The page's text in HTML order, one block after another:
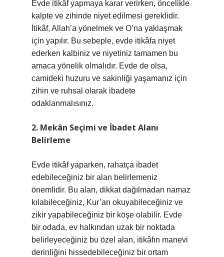
Evde itikâf yapmaya karar verirken, öncelikle
kalpte ve zihinde niyet edilmesi gereklidir.
İtikâf, Allah’a yönelmek ve O’na yaklaşmak
için yapılır. Bu sebeple, evde itikâfa niyet
ederken kalbiniz ve niyetiniz tamamen bu
amaca yönelik olmalıdır. Evde de olsa,
camideki huzuru ve sakinliği yaşamanız için
zihin ve ruhsal olarak ibadete
odaklanmalısınız.
2. Mekân Seçimi ve İbadet Alanı
Belirleme
Evde itikâf yaparken, rahatça ibadet
edebileceğiniz bir alan belirlemeniz
önemlidir. Bu alan, dikkat dağılmadan namaz
kılabileceğiniz, Kur’an okuyabileceğiniz ve
zikir yapabileceğiniz bir köşe olabilir. Evde
bir odada, ev halkından uzak bir noktada
belirleyeceğiniz bu özel alan, itikâfın manevi
derinliğini hissedebileceğiniz bir ortam